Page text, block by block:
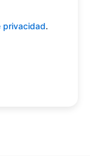
privacidad.